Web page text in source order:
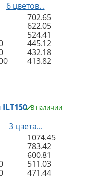
6 цветов...
702.65
622.05
524.41
445.12
432.18
413.82
В наличии
3 цвета...
1074.45
783.42
600.81
511.03
471.44